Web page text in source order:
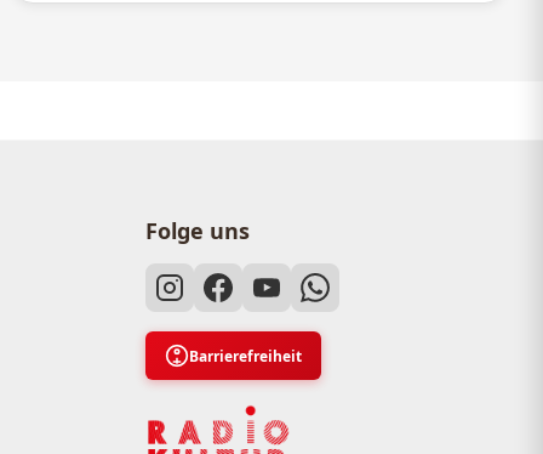
Folge uns
Barrierefreiheit